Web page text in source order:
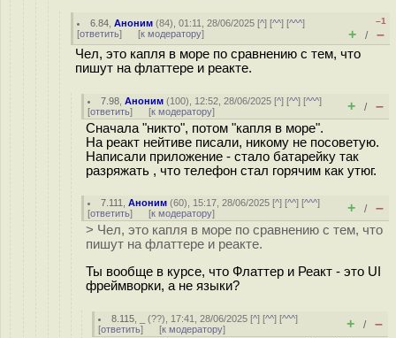
6.84 ,Аноним (84), 01:11, 28/06/2025 [^] [^^] [^^^]
[ответить] [к модератору]
–1
+ / –
Чел, это капля в море по сравнению с тем, что
пишут на флаттере и реакте.
7.98 ,Аноним (100), 12:52, 28/06/2025 [^] [^^] [^^^]
[ответить] [к модератору] + / –
Сначала "никто", потом "капля в море".
На реакт нейтиве писали, никому не посоветую.
Написали приложение - стало батарейку так
разряжать , что телефон стал горячим как утюг.
7.111 ,Аноним (60), 15:17, 28/06/2025 [^] [^^] [^^^]
[ответить] [к модератору] + / –
> Чел, это капля в море по сравнению с тем, что
пишут на флаттере и реакте.
Ты вообще в курсе, что Флаттер и Реакт - это UI
фреймворки, а не языки?
8.115 (??), 17:41, 28/06/2025 [^] [^^] [^^^]
[ответить] [к модератору] + / –